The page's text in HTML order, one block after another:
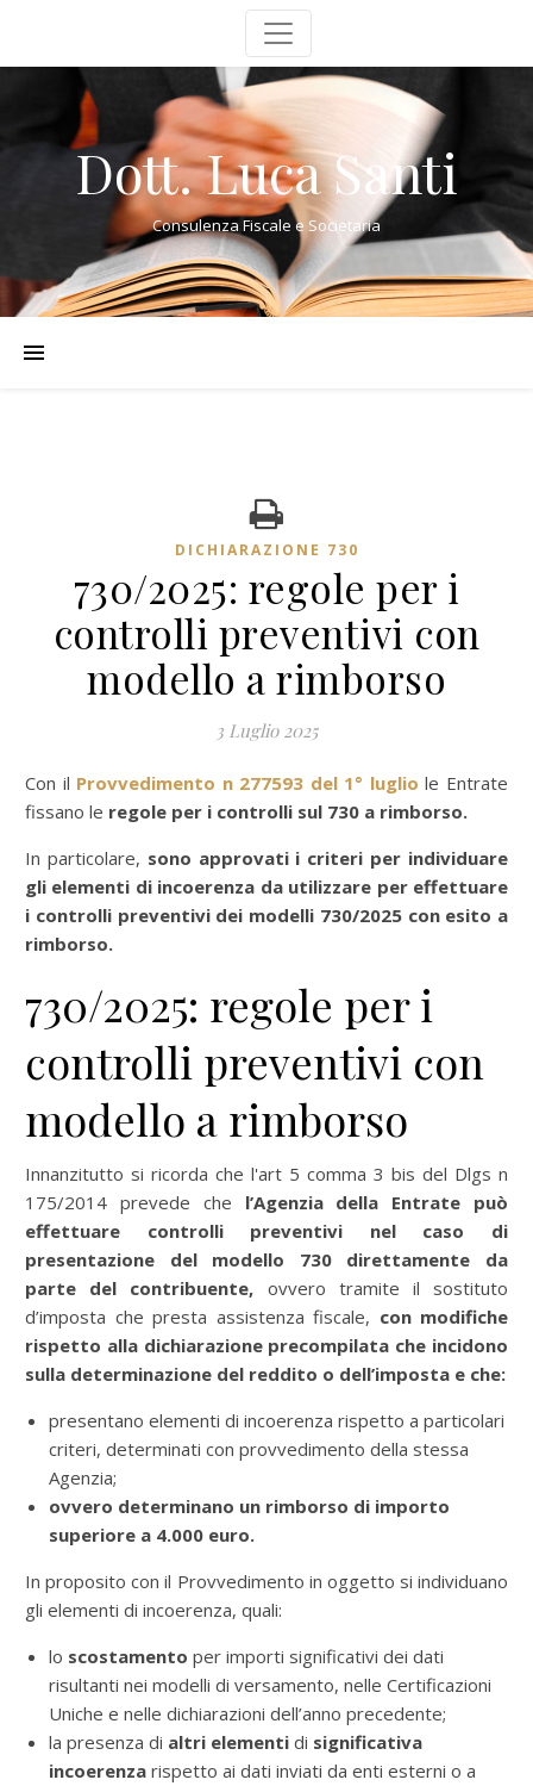
Dott. Luca Santi
Consulenza Fiscale e Societaria
DICHIARAZIONE 730
730/2025: regole per i
controlli preventivi con
modello a rimborso
3 Luglio 2025
Con il Provvedimento n 277593 del 1° luglio le Entrate
fissano le regole per i controlli sul 730 a rimborso.
In particolare, sono approvati i criteri per individuare
gli elementi di incoerenza da utilizzare per effettuare
i controlli preventivi dei modelli 730/2025 con esito a
rimborso.
730/2025: regole per i
controlli preventivi con
modello a rimborso
Innanzitutto si ricorda che l'art 5 comma 3 bis del Dlgs n
175/2014 prevede che l’Agenzia della Entrate può
effettuare controlli preventivi
nel caso di
presentazione del modello 730 direttamente da
parte del contribuente, ovvero tramite il sostituto
d’imposta che presta assistenza fiscale, con modifiche
rispetto alla dichiarazione precompilata che incidono
sulla determinazione del reddito o dell’imposta e che:
presentano elementi di incoerenza rispetto a particolari
criteri, determinati con provvedimento della stessa
Agenzia;
ovvero determinano un rimborso di importo
superiore a 4.000 euro.
In proposito con il Provvedimento in oggetto si individuano
gli elementi di incoerenza, quali:
lo scostamento per importi significativi dei dati
risultanti nei modelli di versamento, nelle Certificazioni
Uniche e nelle dichiarazioni dell’anno precedente;
la presenza di altri elementi di significativa
incoerenza rispetto ai dati inviati da enti esterni o a